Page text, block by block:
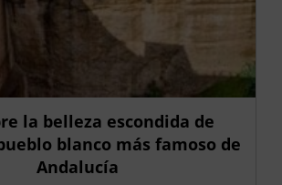
la belleza escondida de
blanco más famoso de
Andalucía